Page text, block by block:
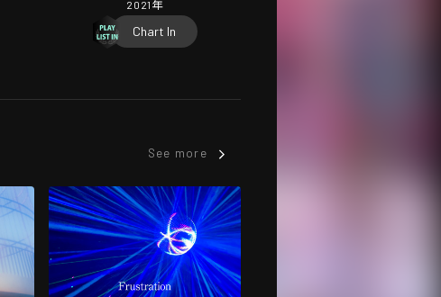
2021 年
Chart In
See more